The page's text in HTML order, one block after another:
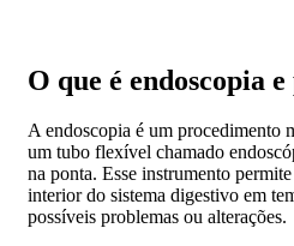
O que é endoscopia
A endoscopia é um procedimento
um tubo flexível chamado
na ponta. Esse instrumento
interior do sistema digestivo em
possíveis problemas ou alterações.